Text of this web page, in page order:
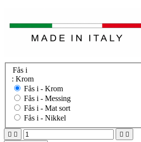
Fås i
: Krom
Fås i - Krom
Fås i - Messing
Fås i - Mat sort
Fås i - Nikkel
   